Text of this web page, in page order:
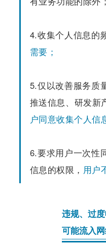
4.收集个人信息的
需要；
5.仅以改善服务质
推送信息、研发新
户同意收集个人信
6.要求用户一次性
信息的权限， 用户
违规、过
可能流入